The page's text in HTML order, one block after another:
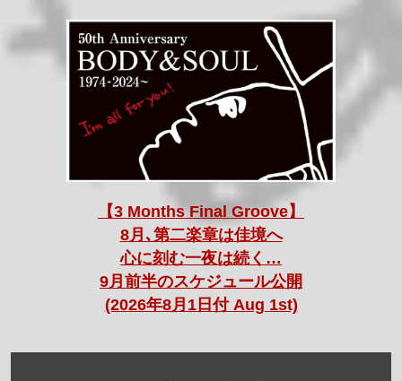
【3 Months Final Groove】
8月､第二楽章は佳境へ
心に刻む一夜は続く…
9月前半のスケジュール公開
(2026年8月1日付 Aug 1st)